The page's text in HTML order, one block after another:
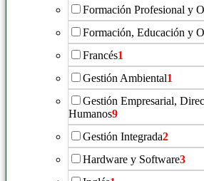
Formación Profesional y
Formación, Educación y
Francés1
Gestión Ambiental1
Gestión Empresarial,
Humanos9
Gestión Integrada2
Hardware y Software3